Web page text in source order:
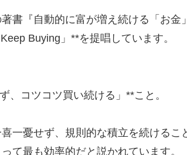
書『自動的に富が増え続ける「お
Buying」**を提唱しています。
、コツコツ買い続ける」**こと。
一憂せず、規則的な積立を続ける
て最も効率的だと説かれています。